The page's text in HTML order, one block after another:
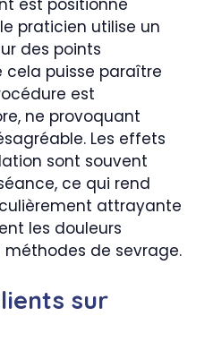
est positionné
praticien utilise un
des points
cela puisse paraître
est
ne provoquant
Les effets
sont souvent
ce qui rend
attrayante
les douleurs
méthodes de sevrage.
sur